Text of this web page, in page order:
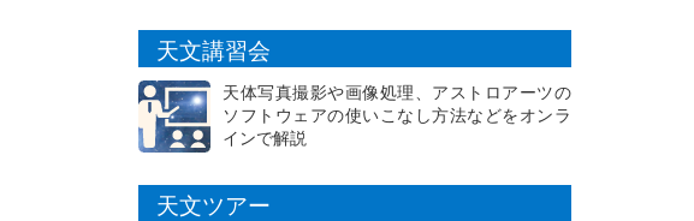
天文講習会
天体写真撮影や画像処理、アストロアーツの
ソフトウェアの使いこなし方法などをオンラ
インで解説
天文ツアー